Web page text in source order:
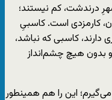
درندشت، کم نیستند؛
کارمزدی است. کاسبیِ
کاسبی که نباشد،
بدون هیچ چشم‌انداز
می‌گیرم؛ این را هم همینطور